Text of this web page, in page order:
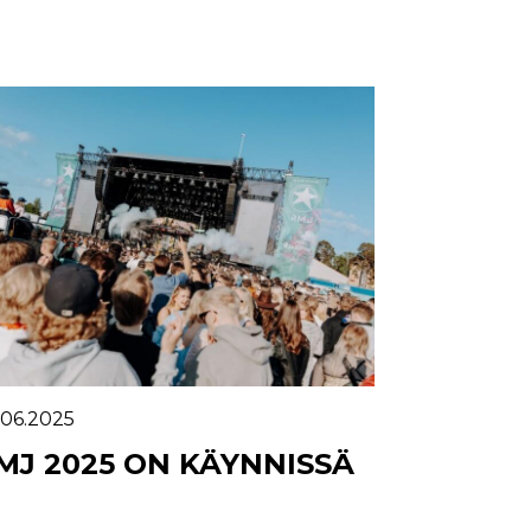
2025 ON KÄYNNISSÄ